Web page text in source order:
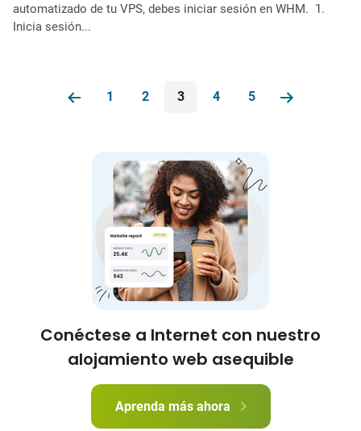
automatizado de tu VPS, debes iniciar sesión en WHM. 1.
Inicia sesión...
1 2 3 4 5
Conéctese a Internet con nuestro
alojamiento web asequible
Aprenda más ahora